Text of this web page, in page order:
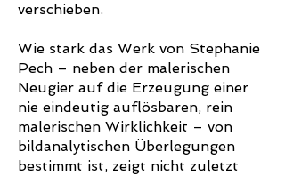
verschieben.
Wie stark das Werk von Stephanie
Pech – neben der malerischen
Neugier auf die Erzeugung einer
nie eindeutig auflösbaren, rein
malerischen Wirklichkeit – von
bildanalytischen Überlegungen
bestimmt ist, zeigt nicht zuletzt